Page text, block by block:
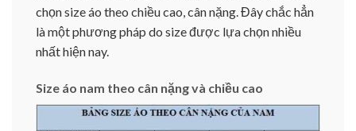
chọn size áo theo chiều cao, cân nặng. Đây chắc hẳn
là một phương pháp do size được lựa chọn nhiều
nhất hiện nay.
Size áo nam theo cân nặng và chiều cao